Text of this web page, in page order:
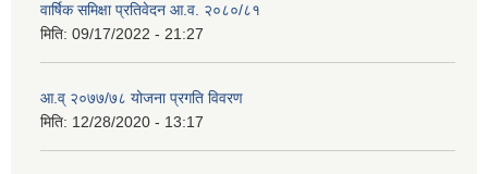
वार्षिक समिक्षा प्रतिवेदन आ.व. २०८०/८१
मिति: 09/17/2022 - 21:27
आ.व् २०७७/७८ योजना प्रगति विवरण
मिति: 12/28/2020 - 13:17